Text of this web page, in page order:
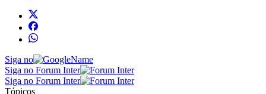
Siga no
Siga no Forum Inter
Siga no Forum Inter
Tópicos